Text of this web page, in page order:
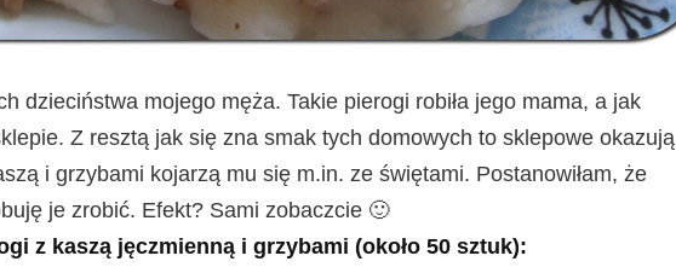
dzieciństwa mojego męża. Takie pierogi robiła jego mama, a jak
Z resztą jak się zna smak tych domowych to sklepowe okazują
i grzybami kojarzą mu się m.in. ze świętami. Postanowiłam, że
je zrobić. Efekt? Sami zobaczcie 🙂
z kaszą jęczmienną i grzybami (około 50 sztuk):